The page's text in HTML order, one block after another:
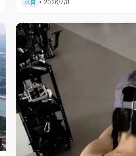
体育 • 2026/7/8